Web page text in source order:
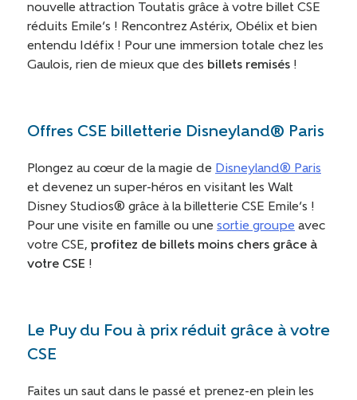
nouvelle attraction Toutatis grâce à votre billet CSE
réduits Emile’s ! Rencontrez Astérix, Obélix et bien
entendu Idéfix ! Pour une immersion totale chez les
Gaulois, rien de mieux que des billets remisés !
Offres CSE billetterie Disneyland® Paris
Plongez au cœur de la magie de Disneyland® Paris
et devenez un super-héros en visitant les Walt
Disney Studios® grâce à la billetterie CSE Emile’s !
Pour une visite en famille ou une sortie groupe avec
votre CSE, profitez de billets moins chers grâce à
votre CSE !
Le Puy du Fou à prix réduit grâce à votre
CSE
Faites un saut dans le passé et prenez-en plein les